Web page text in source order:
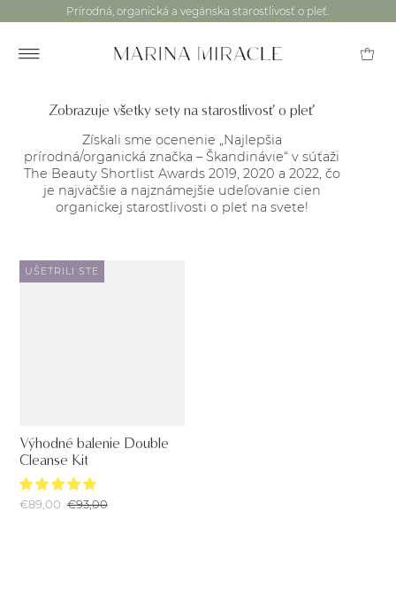
Prírodná, organická a vegánska starostlivosť o pleť.
Zobrazuje všetky sety na starostlivosť o pleť
Získali sme ocenenie „Najlepšia
prírodná/organická značka – Škandinávie“ v súťaži
The Beauty Shortlist Awards 2019, 2020 a 2022, čo
je najväčšie a najznámejšie udeľovanie cien
organickej starostlivosti o pleť na svete!
UŠETRILI STE
Výhodné balenie Double
Cleanse Kit
€89,00 €93,00